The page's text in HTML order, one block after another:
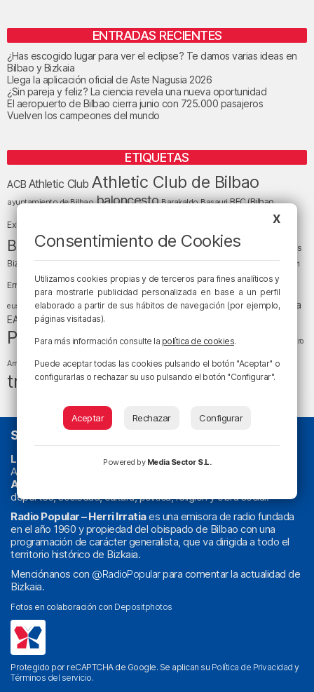
ENTRADAS RECIENTES
¿Has escogido lugar para ver el eclipse? Te damos varias ideas en
Bilbao y Bizkaia
Llega la aplicación oficial de Aste Nagusia 2026
¿Sin pareja y feliz? La ciencia revela una nueva oportunidad
El aeropuerto de Bilbao cierra junio con 725.000 pasajeros
Vuelven los campeones del mundo
ETIQUETAS
ACB Athletic Club Athletic Club de Bilbao
ayuntamiento de Bilbao baloncesto Barakaldo Basauri BEC (Bilbao
Exhibition Center) Bizkaia
Bizkaia y sus comarcas Copa del Rey cultura
Cáritas
Bizkaia
Deusto Diócesis de Bilbao Egunon Bizkaia el tiempo Enkarterri
Ernesto Valverde Ertzaintza Euskadi (País Vasco)
euskera fiestas fútbol Gobierno vasco juanma jubera LaLiga LaLiga
EA Sports Liga Endesa
Política religión San Mamés sociedadsucesos Teatro
Arriaga tiempotiempo atmosféricotráfico
tráfico en Bizkaia
SOBRE NOSOTROS
La radio sin cadenas. Desde 1960 haciendo radio en Bilbao.
Actualidad y
Athletic
deportes, sociedad, cultura, política, religión y obra social.
Radio Popular – Herri Irratiaes una emisora de radio fundada
en el año 1960 y propiedad del obispado de Bilbao con una
programación de carácter generalista, que va dirigida a todo el
territorio histórico de Bizkaia.
Menciónanos con @RadioPopularpara comentar la actualidad de
Bizkaia.
Fotos en colaboración con Depositphotos
Protegido por reCAPTCHA de Google. Se aplican su Política de Privacidad y
Términos del servicio.
X
Consentimiento de Cookies
Utilizamos cookies propias y de terceros para fines analíticos y
para mostrarle publicidad personalizada en base a un perfil
elaborado a partir de sus hábitos de navegación (por ejemplo,
páginas visitadas).
Para más información consulte la política de cookies.
Puede aceptar todas las cookies pulsando el botón "Aceptar" o
configurarlas o rechazar su uso pulsando el botón "Configurar".
Aceptar Rechazar Configurar
Powered by Media Sector S.L.